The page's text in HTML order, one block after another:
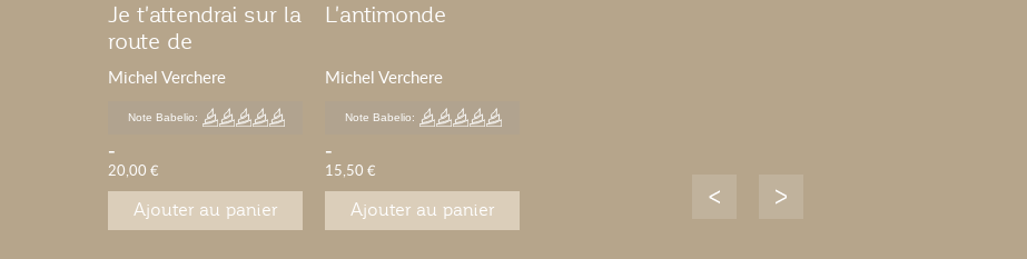
Je t'attendrai sur la
route de
Chicoutimi
Michel Verchere
Note Babelio:
-
20,00 €
Ajouter au panier
L'antimonde
Michel Verchere
Note Babelio:
-
15,50 €
Ajouter au panier